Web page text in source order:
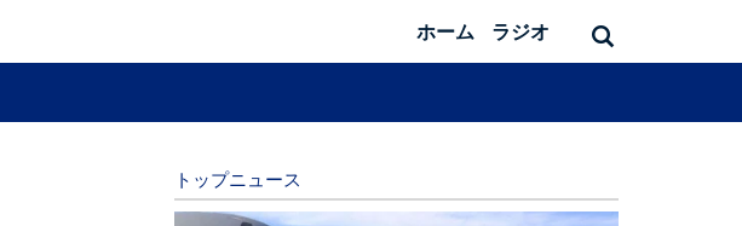
ホーム ラジオ
トップニュース